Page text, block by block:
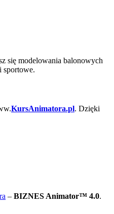
się modelowania balonowych
sportowe.
KursAnimatora.pl. Dzięki
– BIZNES Animator™ 4.0.